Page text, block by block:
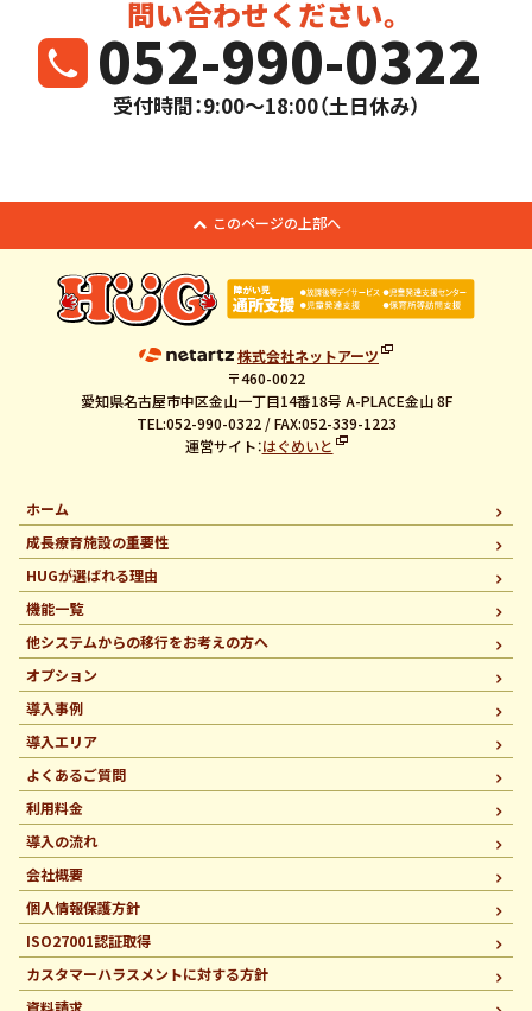
問い合わせください。
052-990-0322
受付時間：9:00～18:00（土日休み）
このページの上部へ
株式会社ネットアーツ
〒460-0022
愛知県名古屋市中区金山一丁目14番18号 A-PLACE金山 8F
TEL:052-990-0322 / FAX:052-339-1223
運営サイト：はぐめいと
ホーム
成長療育施設の重要性
HUGが選ばれる理由
機能一覧
他システムからの移行をお考えの方へ
オプション
導入事例
導入エリア
よくあるご質問
利用料金
導入の流れ
会社概要
個人情報保護方針
ISO27001認証取得
カスタマーハラスメントに対する方針
資料請求